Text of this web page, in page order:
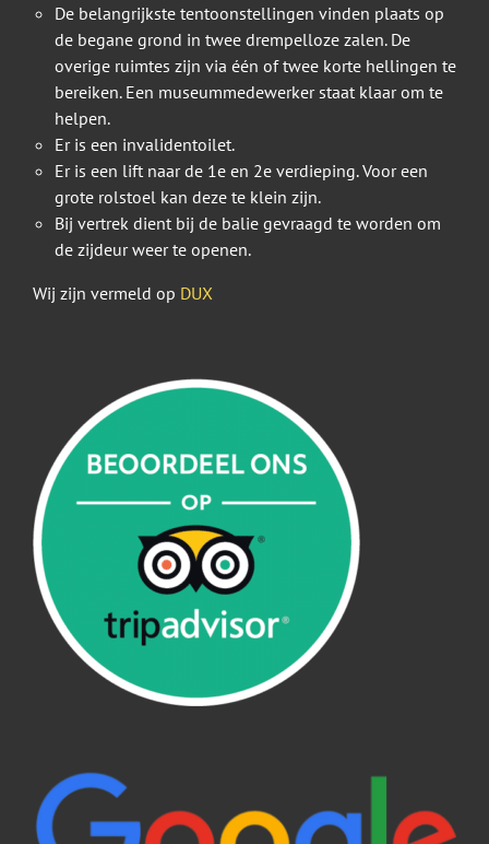
De belangrijkste tentoonstellingen vinden plaats op
de begane grond in twee drempelloze zalen. De
overige ruimtes zijn via één of twee korte hellingen te
bereiken. Een museummedewerker staat klaar om te
helpen.
Er is een invalidentoilet.
Er is een lift naar de 1e en 2e verdieping. Voor een
grote rolstoel kan deze te klein zijn.
Bij vertrek dient bij de balie gevraagd te worden om
de zijdeur weer te openen.
Wij zijn vermeld op DUX